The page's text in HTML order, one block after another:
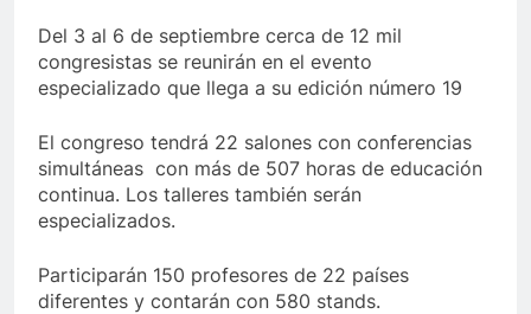
Del 3 al 6 de septiembre cerca de 12 mil
congresistas se reunirán en el evento
especializado que llega a su edición número 19
El congreso tendrá 22 salones con conferencias
simultáneas con más de 507 horas de educación
continua. Los talleres también serán
especializados.
Participarán 150 profesores de 22 países
diferentes y contarán con 580 stands.